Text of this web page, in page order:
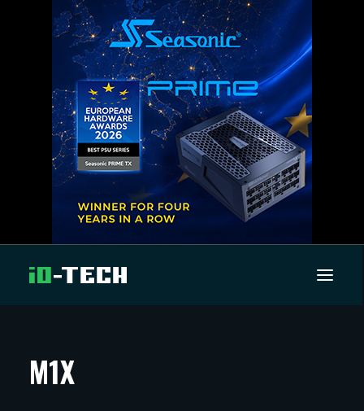
ARTIKKELIT
M1X